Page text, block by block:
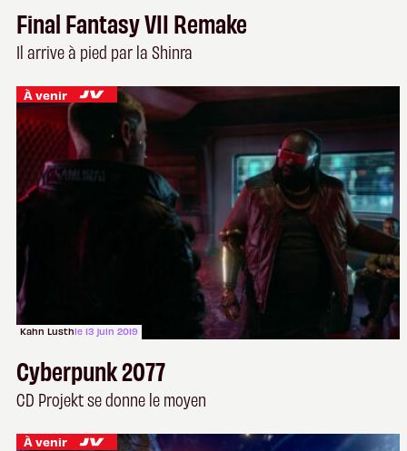
Final Fantasy VII Remake
Il arrive à pied par la Shinra
À venir
Kahn Lusthle 13 juin 2019
Cyberpunk 2077
CD Projekt se donne le moyen
À venir